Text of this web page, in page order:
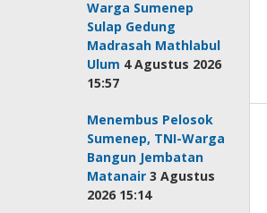
Warga Sumenep
Sulap Gedung
Madrasah Mathlabul
Ulum 4 Agustus 2026
15:57
Menembus Pelosok
Sumenep, TNI-Warga
Bangun Jembatan
Matanair 3 Agustus
2026 15:14